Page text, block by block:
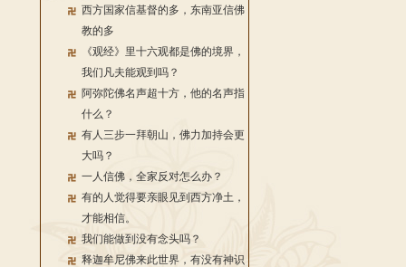
西方国家信基督的多，东南亚信佛
教的多
《观经》里十六观都是佛的境界，
我们凡夫能观到吗？
阿弥陀佛名声超十方，他的名声指
什么？
有人三步一拜朝山，佛力加持会更
大吗？
一人信佛，全家反对怎么办？
有的人觉得要亲眼见到西方净土，
才能相信。
我们能做到没有念头吗？
释迦牟尼佛来此世界，有没有神识